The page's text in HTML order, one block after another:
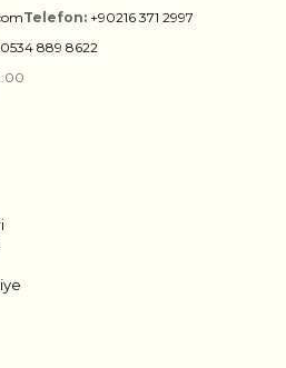
Telefon: +90216 371 2997
889 8622